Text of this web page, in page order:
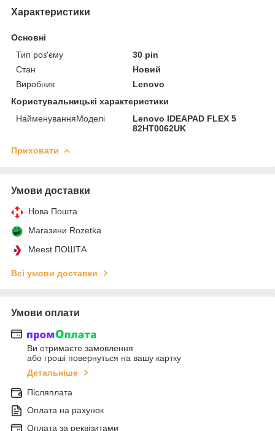
Характеристики
Основні
Тип роз'єму
30 pin
Стан
Новий
Виробник
Lenovo
Користувальницькі характеристики
НайменуванняМоделі
Lenovo IDEAPAD FLEX 5
82HT0062UK
Приховати
Умови доставки
Нова Пошта
Магазини Rozetka
Meest ПОШТА
Всі умови доставки
Умови оплати
Ви отримаєте замовлення
або гроші повернуться на вашу картку
Детальніше
Післяплата
Оплата на рахунок
Оплата за реквізитами